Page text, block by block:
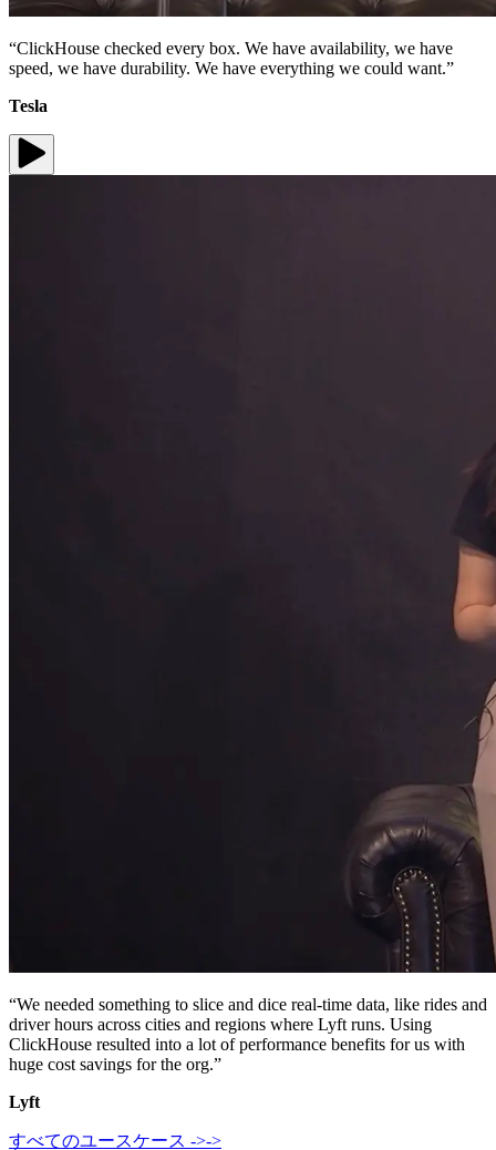
“ClickHouse checked every box. We have availability, we have
speed, we have durability. We have everything we could want.”
Tesla
“We needed something to slice and dice real-time data, like rides and
driver hours across cities and regions where Lyft runs. Using
ClickHouse resulted into a lot of performance benefits for us with
huge cost savings for the org.”
Lyft
すべてのユースケース ->->